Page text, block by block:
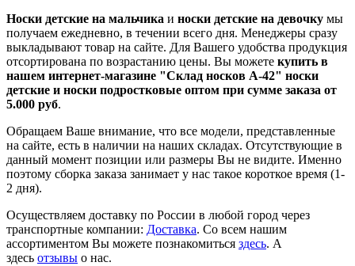
Носки детские на мальчика и носки детские на девочку мы
получаем ежедневно, в течении всего дня. Менеджеры сразу
выкладывают товар на сайте. Для Вашего удобства продукция
отсортирована по возрастанию цены. Вы можете купить в
нашем интернет-магазине "Склад носков А-42" носки
детские и носки подростковые оптом при сумме заказа от
5.000 руб.
Обращаем Ваше внимание, что все модели, представленные
на сайте, есть в наличии на наших складах. Отсутствующие в
данный момент позиции или размеры Вы не видите. Именно
поэтому сборка заказа занимает у нас такое короткое время (1-
2 дня).
Осуществляем доставку по России в любой город через
транспортные компании: Доставка. Со всем нашим
ассортиментом Вы можете познакомиться здесь. А
здесь отзывы о нас.